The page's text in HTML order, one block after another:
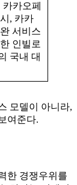
카오페
, 카카
서비스
인빌로
국내 대
모델이 아니라,
여준다.
한 경쟁우위를